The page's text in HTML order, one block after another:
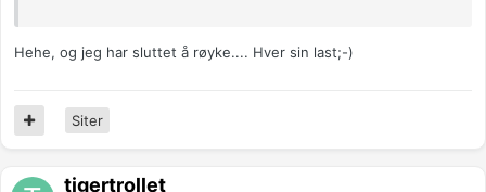
Hehe, og jeg har sluttet å røyke.... Hver sin last;-)
Siter
tigertrollet